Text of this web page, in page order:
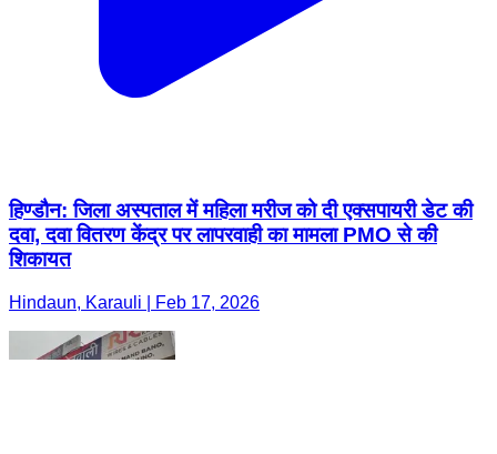
हिण्डौन: जिला अस्पताल में महिला मरीज को दी एक्सपायरी डेट की
दवा, दवा वितरण केंद्र पर लापरवाही का मामला PMO से की
शिकायत
Hindaun, Karauli | Feb 17, 2026